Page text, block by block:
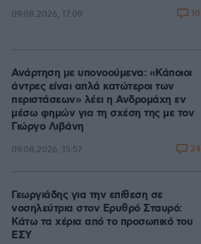
09.08.2026, 17:09 10
Ανάρτηση με υπονοούμενα: «Κάποιοι
άντρες είναι απλά κατώτεροι των
περιστάσεων» λέει η Ανδρομάχη εν
μέσω φημών για τη σχέση της με τον
Γιώργο Λιβάνη
09.08.2026, 15:57 24
Γεωργιάδης για την επίθεση σε
νοσηλεύτρια στον Ερυθρό Σταυρό:
Κάτω τα χέρια από το προσωπικό του
ΕΣΥ